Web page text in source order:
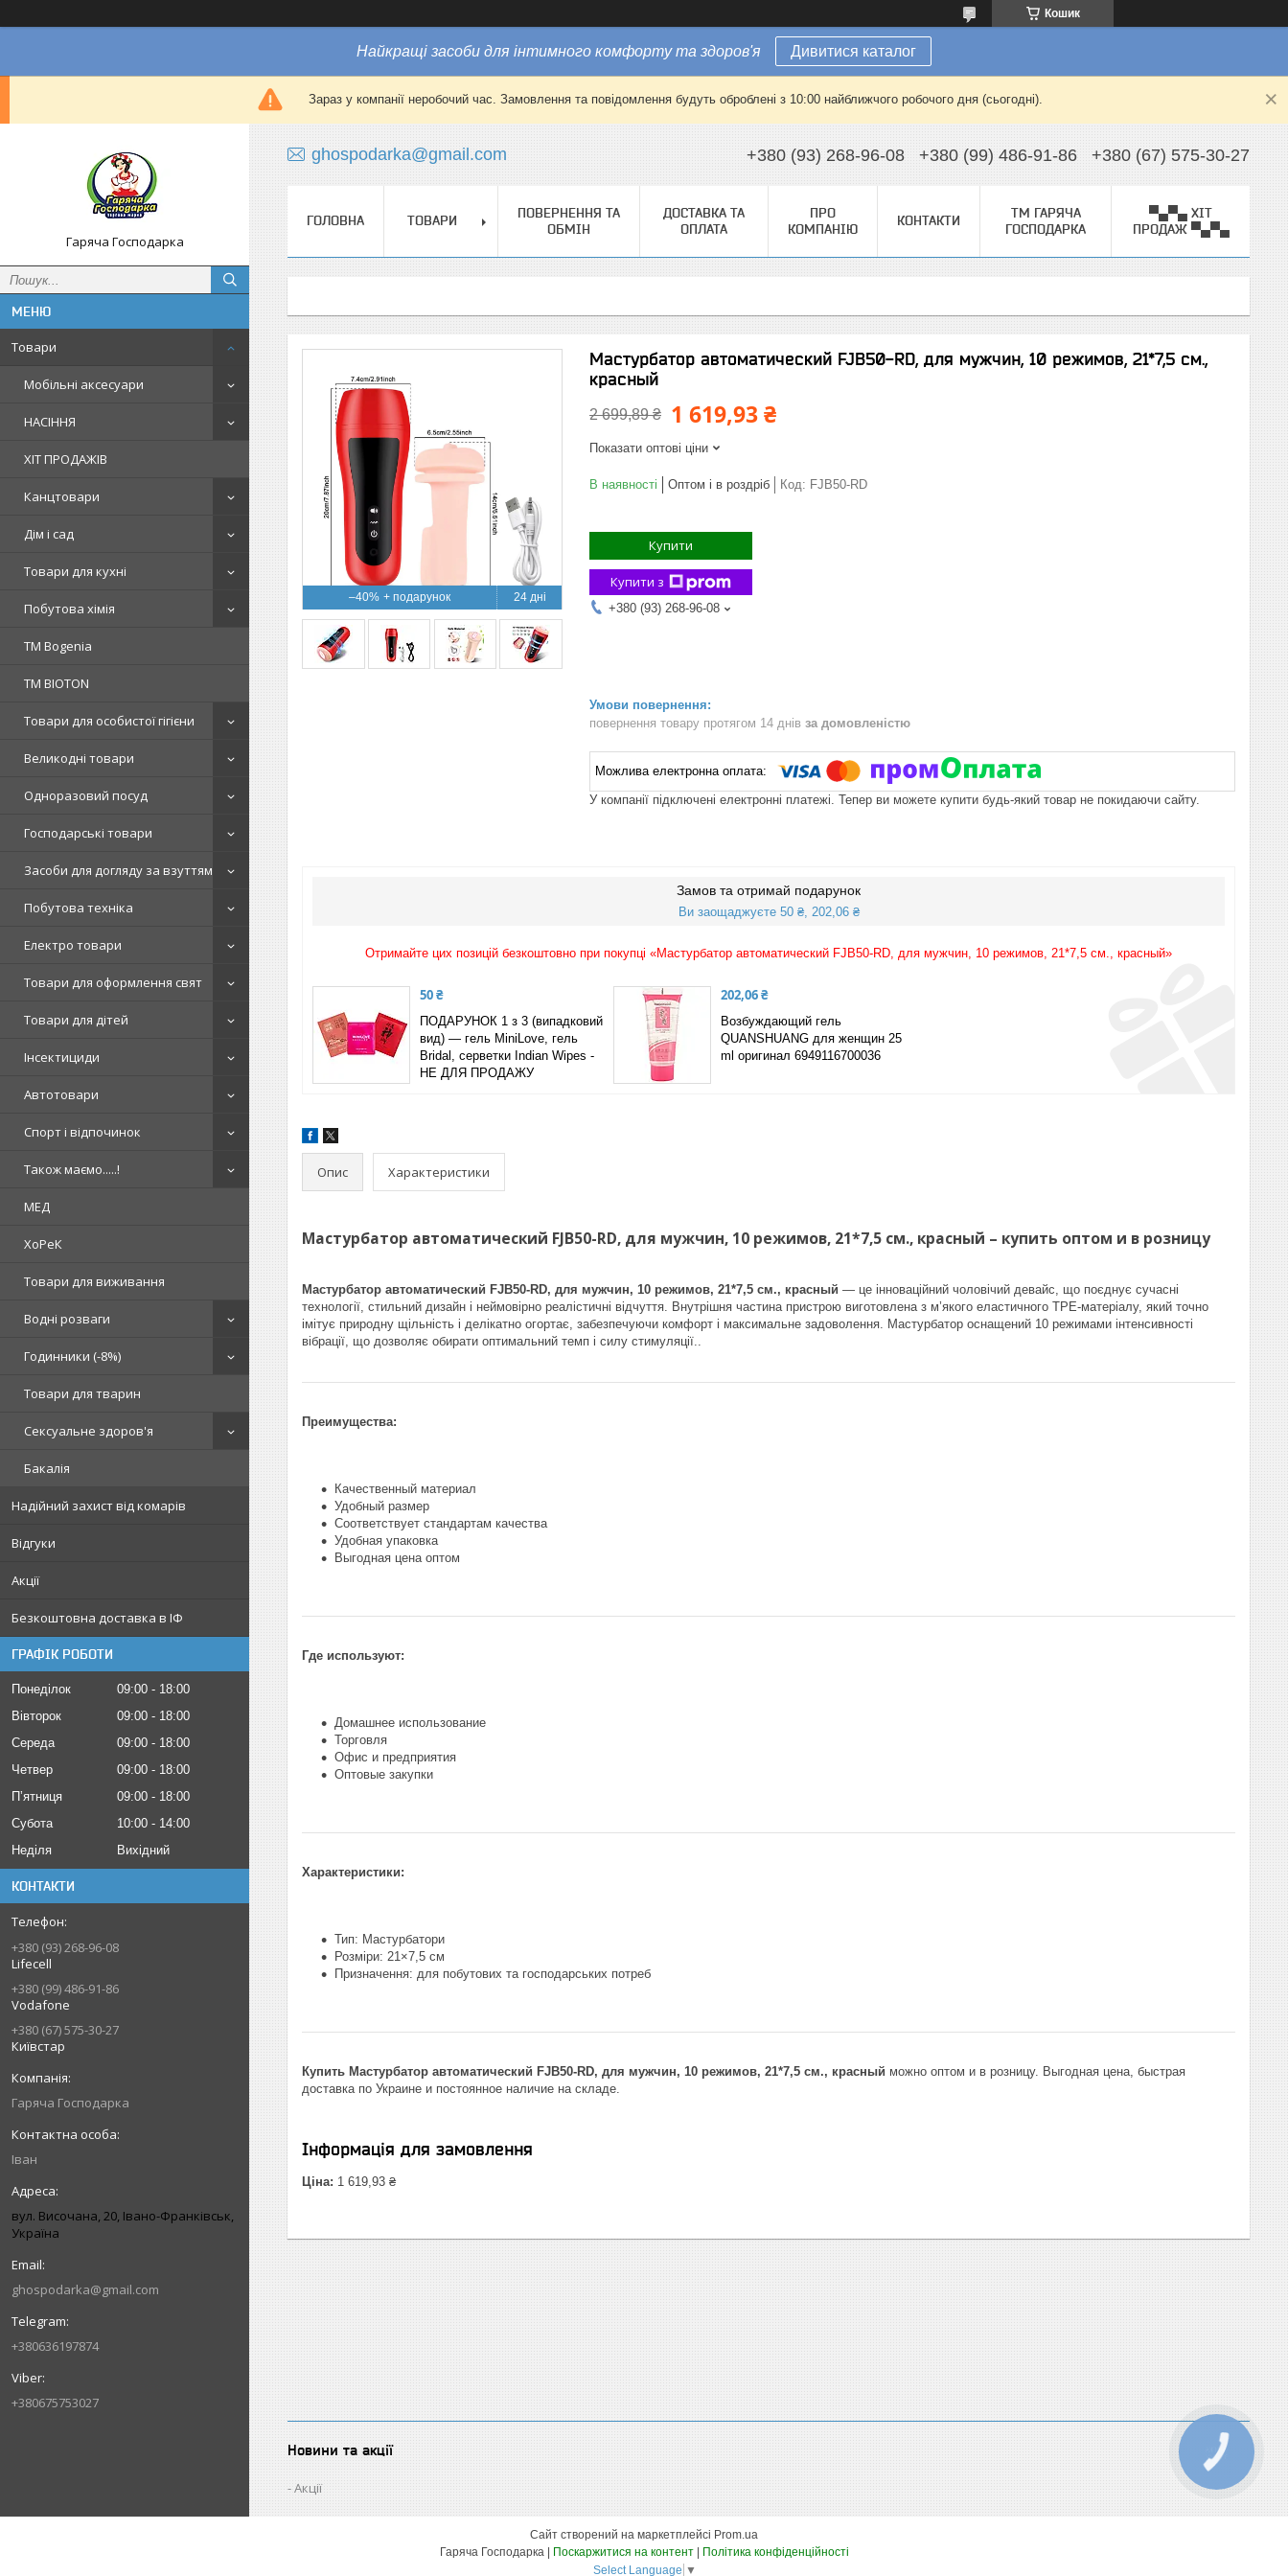
Кошик
Найкращі засоби для інтимного комфорту та здоров'я Дивитися каталог
Зараз у компанії неробочий час. Замовлення та повідомлення будуть оброблені з 10:00 найближчого робочого дня (сьогодні).
Гаряча Господарка
Товари
Мобільні аксесуари
НАСІННЯ
ХІТ ПРОДАЖІВ
Канцтовари
Дім і сад
Товари для кухні
Побутова хімія
ТМ Bogenia
ТМ BIOTON
Товари для особистої гігієни
Великодні товари
Одноразовий посуд
Господарські товари
Засоби для догляду за взуттям
Побутова техніка
Електро товари
Товари для оформлення свят
Товари для дітей
Інсектициди
Автотовари
Спорт і відпочинок
Також маємо.....!
МЕД
ХоРеК
Товари для виживання
Водні розваги
Годинники (-8%)
Товари для тварин
Сексуальне здоров'я
Бакалія
Надійний захист від комарів
Відгуки
Акції
Безкоштовна доставка в ІФ
ГРАФІК РОБОТИ
Понеділок 09:00
18:00
Вівторок
09:00
18:00
Середа
09:00
18:00
Четвер
09:00
18:00
Пʼятниця
09:00
18:00
Субота
10:00
14:00
Неділя
Вихідний
КОНТАКТИ
+380 (93) 268-96-08
Lifecell
+380 (99) 486-91-86
Vodafone
+380 (67) 575-30-27
Київстар
Гаряча Господарка
Іван
вул. Височана, 20, Івано-Франківськ,
Україна
ghospodarka@gmail.com
+380636197874
+380675753027
ghospodarka@gmail.com +380 (93) 268-96-08 +380 (99) 486-91-86 +380 (67) 575-30-27
ГОЛОВНА ТОВАРИ
ПОВЕРНЕННЯ ТА
ОБМІН
ДОСТАВКА ТА
ОПЛАТА
ПРО
КОМПАНІЮ
КОНТАКТИ
ТМ ГАРЯЧА
ГОСПОДАРКА
▀▄▀▄ ХІТ
ПРОДАЖ ▀▄▀▄
–40% 24 дні
Мастурбатор автоматический FJB50-RD, для мужчин, 10 режимов, 21*7,5 см.,
красный
2 699,89 ₴ 1 619,93 ₴
Показати оптові ціни
В наявності Оптом і в роздріб Код: FJB50-RD
Купити
Купити з
+380 (93) 268-96-08
повернення товару протягом 14 днів за домовленістю
У компанії підключені електронні платежі. Тепер ви можете купити будь-який товар не покидаючи сайту.
Замов та отримай подарунок
Ви заощаджуєте 50 ₴, 202,06 ₴
Отримайте цих позицій безкоштовно при покупці «Мастурбатор автоматический FJB50-RD, для мужчин, 10 режимов, 21*7,5 см., красный»
50 ₴
ПОДАРУНОК 1 з 3 (випадковий
вид) — гель MiniLove, гель
Bridal, серветки Indian Wipes -
НЕ ДЛЯ ПРОДАЖУ
202,06 ₴
Возбуждающий гель
QUANSHUANG для женщин 25
ml оригинал 6949116700036
Опис Характеристики
Мастурбатор автоматический FJB50-RD, для мужчин, 10 режимов, 21*7,5 см., красный – купить оптом и в розницу
Мастурбатор автоматический FJB50-RD, для мужчин, 10 режимов, 21*7,5 см., красный — це інноваційний чоловічий девайс, що поєднує сучасні
технології, стильний дизайн і неймовірно реалістичні відчуття. Внутрішня частина пристрою виготовлена з м’якого еластичного TPE-матеріалу, який точно
імітує природну щільність і делікатно огортає, забезпечуючи комфорт і максимальне задоволення. Мастурбатор оснащений 10 режимами інтенсивності
вібрації, що дозволяє обирати оптимальний темп і силу стимуляції..
Преимущества:
Качественный материал
Удобный размер
Соответствует стандартам качества
Удобная упаковка
Выгодная цена оптом
Где используют:
Домашнее использование
Торговля
Офис и предприятия
Оптовые закупки
Характеристики:
Тип: Мастурбатори
Розміри: 21×7,5 см
Призначення: для побутових та господарських потреб
Купить Мастурбатор автоматический FJB50-RD, для мужчин, 10 режимов, 21*7,5 см., красный можно оптом и в розницу. Выгодная цена, быстрая
доставка по Украине и постоянное наличие на складе.
Інформація для замовлення
Ціна: 1 619,93 ₴
Новини та акції
Акції
Сайт створений на маркетплейсі Prom.ua
Поскаржитися на контент
Політика конфіденційності
Select Language ▼
КНОПКА
ЗВ'ЯЗКУ